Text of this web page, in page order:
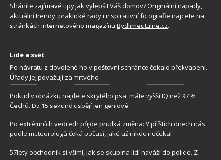
Sháníte zajímavé tipy jak vylepšit Váš domov? Originální nápady,
aktuální trendy, praktické rady i inspirativní fotografie najdete na
stránkách internetového magazínu Bydlimeutulne.cz.
Lidé a svět
Po návratu z dovolené ho v poštovní schránce čekalo překvapení.
Úřady jej považují za mrtvého
Pokud v obrázku najdete skrytého psa, máte vyšší IQ než 97 %
Čechů. Do 15 sekund uspějí jen géniové
Po extrémních vedrech přijde prudká změna: V příštích dnech nás
podle meteorologů čeká počasí, jaké už nikdo nečekal
57letý obchodník si všiml, jak se skupina lidí naváží do policie. Z